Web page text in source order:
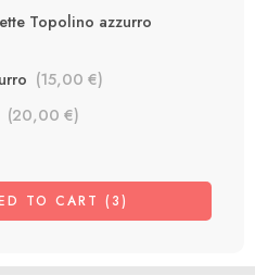
Topolino azzurro
(15,00 €)
(20,00 €)
TO CART (3)